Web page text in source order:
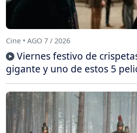
Cine • AGO 7 / 2026
Viernes festivo de
gigante y uno de estos 5